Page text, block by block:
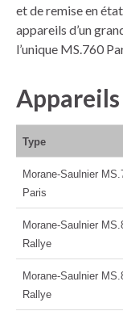
et de remise en
appareils d’un
l’unique MS.760
Appareils
Type
Morane-Saulnier
Paris
Morane-Saulnier
Rallye
Morane-Saulnier
Rallye